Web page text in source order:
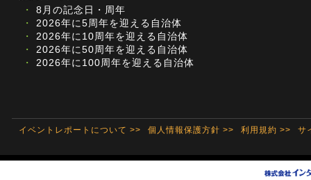
・
8月の記念日・周年
・
2026年に5周年を迎える自治体
・
2026年に10周年を迎える自治体
・
2026年に50周年を迎える自治体
・
2026年に100周年を迎える自治体
イベントレポートについて >> 個人情報保護方針 >> 利用規約 >> サ